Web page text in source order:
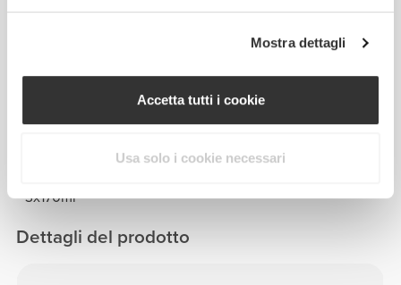
Mostra dettagli
Accetta tutti i cookie
Usa solo i cookie necessari
Acquistato con Vedi Tutto
CHF 9.95
Scatola impilabile -
CHF 7.00
Calzini GymPro Ankle
3x170ml
CHF 8.00
Dettagli del prodotto